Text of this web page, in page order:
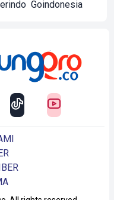
Goindonesia